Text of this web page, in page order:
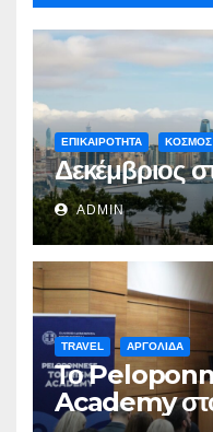
ΕΠΙΚΑΙΡΟΤΗΤΑ ΚΟΣΜΟΣ
Δεκέμβριος
ADMIN
TRAVEL ΑΡΓΟΛΙΔΑ
Το
Academy